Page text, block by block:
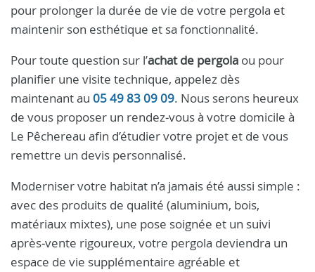
pour prolonger la durée de vie de votre pergola et
maintenir son esthétique et sa fonctionnalité.
Pour toute question sur l’achat de pergola ou pour
planifier une visite technique, appelez dès
maintenant au 05 49 83 09 09. Nous serons heureux
de vous proposer un rendez‑vous à votre domicile à
Le Pêchereau afin d’étudier votre projet et de vous
remettre un devis personnalisé.
Moderniser votre habitat n’a jamais été aussi simple :
avec des produits de qualité (aluminium, bois,
matériaux mixtes), une pose soignée et un suivi
après‑vente rigoureux, votre pergola deviendra un
espace de vie supplémentaire agréable et